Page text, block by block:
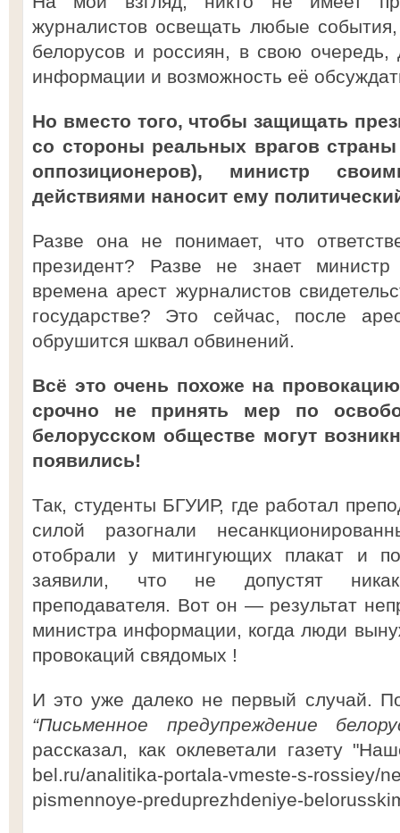
журналистов освещать любые
белорусов и россиян, в свою очередь,
информации и возможность её
Но вместо того, чтобы защищать
со стороны реальных врагов
оппозиционеров), министр
действиями наносит ему
Разве она не понимает, что
президент? Разве не знает
времена арест журналистов
государстве? Это сейчас, после
обрушится шквал обвинений.
Всё это очень похоже на
срочно не принять мер по
белорусском обществе могут
появились!
Так, студенты БГУИР, где работал
силой разогнали
отобрали у митингующих плакат и
заявили, что не допустят
преподавателя. Вот он — результат
министра информации, когда люди
провокаций свядомых !
И это уже далеко не первый случай.
“Письменное предупреждение
рассказал, как оклеветали газету
bel.ru/analitika-portala-vmeste-s-rossiey/
pismennoye-preduprezhdeniye-